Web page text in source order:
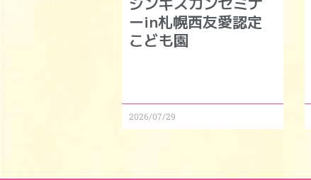
ーin札幌西友愛認定
こども園
2026/07/29